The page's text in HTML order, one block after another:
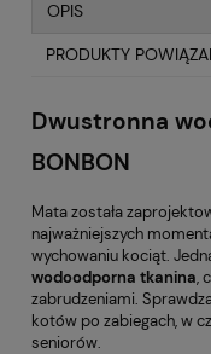
OPIS
PRODUKTY
Dwustronna
BONBON
Mata została
najważniejszych
wychowaniu kociąt.
wodoodporna tkanina,
zabrudzeniami.
kotów po zabiegach, w
seniorów.